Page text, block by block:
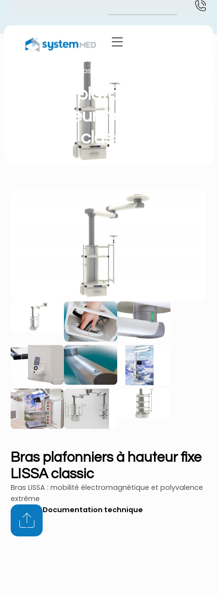
Division Travaux
hauteur fixe LISSA classic
Bras plafonniers à
hauteur fixe LISSA
classic
Bras plafonniers à hauteur fixe
LISSA classic
Bras LISSA : mobilité électromagnétique et polyvalence
extrême
Documentation technique